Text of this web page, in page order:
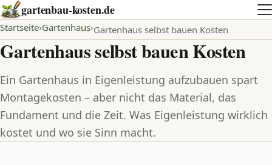
gartenbau-kosten.de
Startseite Gartenhaus Gartenhaus selbst bauen Kosten
Gartenhaus selbst bauen Kosten
Ein Gartenhaus in Eigenleistung aufzubauen spart
Montagekosten – aber nicht das Material, das
Fundament und die Zeit. Was Eigenleistung wirklich
kostet und wo sie Sinn macht.